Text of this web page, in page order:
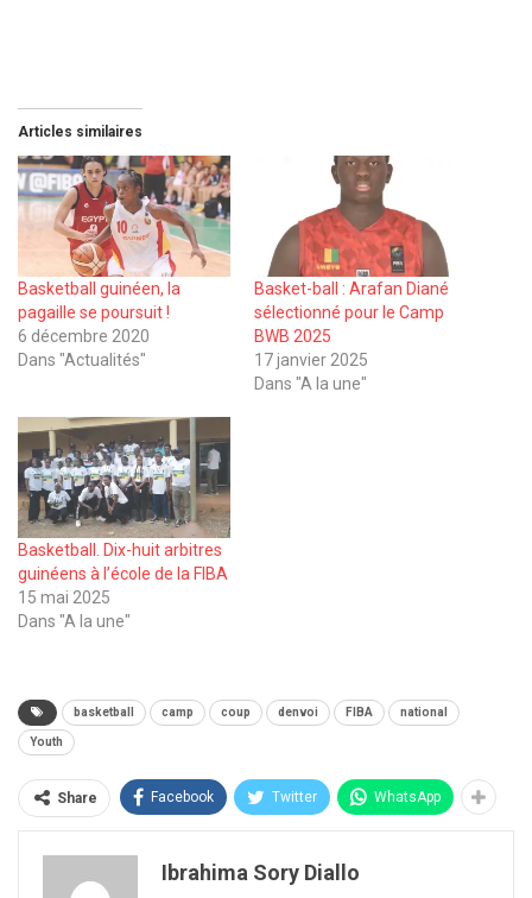
Articles similaires
Basketball guinéen, la
pagaille se poursuit !
6 décembre 2020
Dans "Actualités"
Basket-ball : Arafan Diané
sélectionné pour le Camp
BWB 2025
17 janvier 2025
Dans "A la une"
Basketball. Dix-huit arbitres
guinéens à l’école de la FIBA
15 mai 2025
Dans "A la une"
basketball camp coup denvoi FIBA national
Youth
Share Facebook Twitter WhatsApp
Ibrahima Sory Diallo